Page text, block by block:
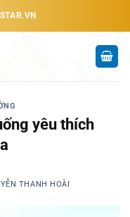
yêu thích
THANH HOÀI